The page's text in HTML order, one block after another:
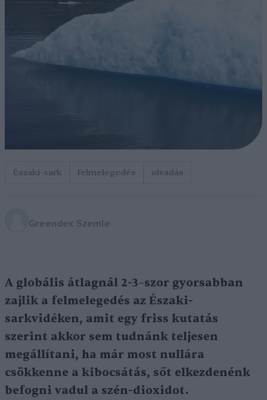
Északi-sark felmelegedés olvadás
Greendex Szemle
A globális átlagnál 2-3–szor gyorsabban
zajlik a felmelegedés az Északi-
sarkvidéken, amit egy friss kutatás
szerint akkor sem tudnánk teljesen
megállítani, ha már most nullára
csökkenne a kibocsátás, sőt elkezdenénk
befogni vadul a szén-dioxidot.